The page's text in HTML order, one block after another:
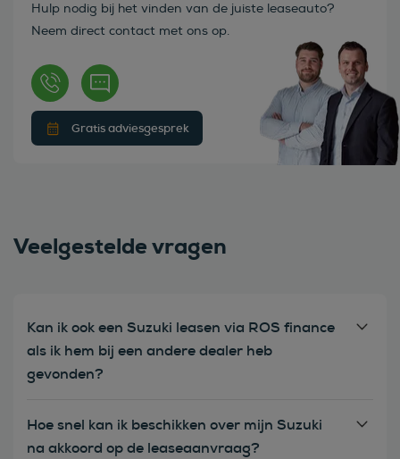
Hulp nodig bij het vinden van de juiste leaseauto?
Neem direct contact met ons op.
Gratis adviesgesprek
Veelgestelde vragen
Kan ik ook een Suzuki leasen via ROS finance
als ik hem bij een andere dealer heb
gevonden?
Hoe snel kan ik beschikken over mijn Suzuki
na akkoord op de leaseaanvraag?